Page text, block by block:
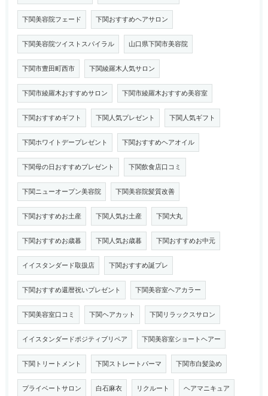
下関美容院フェード 下関おすすめヘアサロン
下関美容院ツイストスパイラル 山口県下関市美容院
下関市豊田町西市 下関綾羅木人気サロン
下関市綾羅木おすすめサロン 下関市綾羅木おすすめ美容室
下関おすすめギフト 下関人気プレゼント 下関人気ギフト
下関ホワイトデープレゼント 下関おすすめヘアオイル
下関母の日おすすめプレゼント 下関飲食店口コミ
下関ニューオープン美容院 下関美容院髪質改善
下関おすすめお土産 下関人気お土産 下関大丸
下関おすすめお歳暮 下関人気お歳暮 下関おすすめお中元
イイスタンダード取扱店 下関おすすめ誕プレ
下関おすすめ還暦祝いプレゼント 下関美容室ヘアカラー
下関美容室口コミ 下関ヘアカット 下関リラックスサロン
イイスタンダードポジティブリペア 下関美容室ショートヘアー
下関トリートメント 下関ストレートパーマ 下関市白髪染め
プライベートサロン 白石麻衣 リクルート ヘアマニキュア